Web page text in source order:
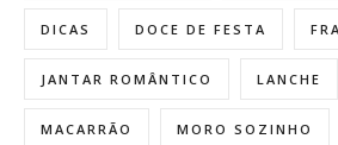
DICAS DOCE DE FESTA
JANTAR ROMÂNTICO LANCHE
MACARRÃO MORO SOZINHO